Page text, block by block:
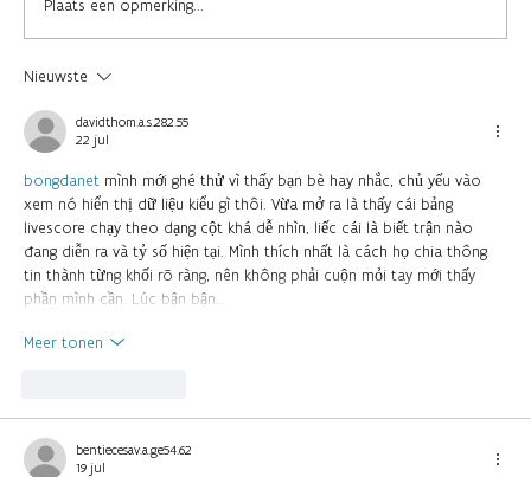
schitteren op Teas & Tales!
Plaats een opmerking...
Nieuwste
davidthom.a.s.282.55
22 jul
bongdanet mình mới ghé thử vì thấy bạn bè hay nhắc, chủ yếu vào
xem nó hiển thị dữ liệu kiểu gì thôi. Vừa mở ra là thấy cái bảng
livescore chạy theo dạng cột khá dễ nhìn, liếc cái là biết trận nào
đang diễn ra và tỷ số hiện tại. Mình thích nhất là cách họ chia thông
tin thành từng khối rõ ràng, nên không phải cuộn mỏi tay mới thấy
phần mình cần. Lúc bận bận…
Meer tonen
bentiecesav.a.ge54.62
19 jul